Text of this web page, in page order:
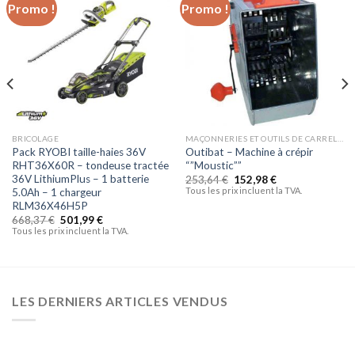
Promo !
à la liste
d’envies
BRICOLAGE
Pack RYOBI taille-haies 36V
RHT36X60R – tondeuse tractée
36V LithiumPlus – 1 batterie
5.0Ah – 1 chargeur
RLM36X46H5P
668,37€ 501,99€
Tous les prix incluent la TVA.
Promo !
Ajouter
à la liste
d’envies
Outibat – Machine à crépir
“”Moustic””
253,64€ 152,98€
Tous les prix incluent la TVA.
LES DERNIERS ARTICLES VENDUS